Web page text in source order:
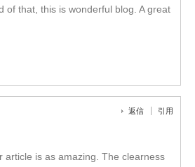
of that, this is wonderful blog. A great
返信 引用
article is as amazing. The clearness